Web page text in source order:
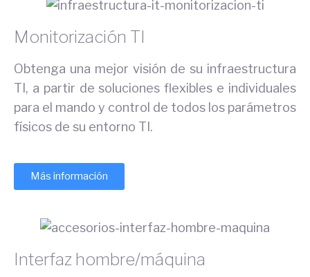
Monitorización TI
Obtenga una mejor visión de su infraestructura
TI, a partir de soluciones flexibles e individuales
para el mando y control de todos los parámetros
físicos de su entorno TI.
Más información
Interfaz hombre/máquina